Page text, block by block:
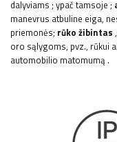
dalyviams ; ypač tamsoje ;
manevrus atbuline eiga,
priemonės; rūko žibintas
oro sąlygoms, pvz., rūkui
automobilio matomumą .